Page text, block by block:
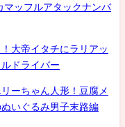
マッフルアタックナンバ
大帝イタチにラリアッ
ドライバー
ーちゃん人形！豆腐メ
いぐるみ男子末路編